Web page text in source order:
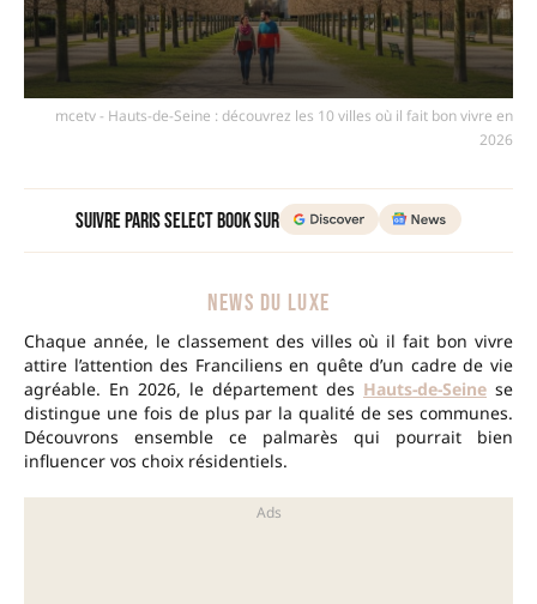
mcetv - Hauts-de-Seine : découvrez les 10 villes où il fait bon vivre en
2026
Suivre Paris Select Book sur
NEWS DU LUXE
Chaque année, le classement des villes où il fait bon vivre
attire l’attention des Franciliens en quête d’un cadre de vie
agréable. En 2026, le département des Hauts-de-Seine se
distingue une fois de plus par la qualité de ses communes.
Découvrons ensemble ce palmarès qui pourrait bien
influencer vos choix résidentiels.